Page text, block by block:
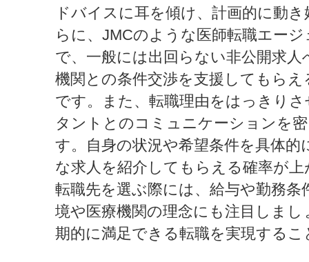
ドバイスに耳を傾け、計画的に動
らに、JMCのような医師転職エー
で、一般には出回らない非公開求
機関との条件交渉を支援してもら
です。また、転職理由をはっきり
タントとのコミュニケーションを
す。自身の状況や希望条件を具体的
な求人を紹介してもらえる確率が
転職先を選ぶ際には、給与や勤務条
境や医療機関の理念にも注目しま
期的に満足できる転職を実現する